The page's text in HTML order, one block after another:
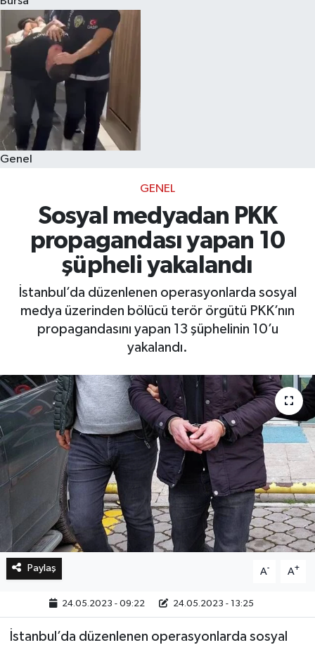
Genel
GENEL
Sosyal medyadan PKK
propagandası yapan 10
şüpheli yakalandı
İstanbul’da düzenlenen operasyonlarda sosyal
medya üzerinden bölücü terör örgütü PKK’nın
propagandasını yapan 13 şüphelinin 10’u
yakalandı.
Paylaş A- A+
24.05.2023 - 09:22 24.05.2023 - 13:25
İstanbul’da düzenlenen operasyonlarda sosyal
Eğitim
Sağlık
Magazin
Kültür & Sanat
Teknoloji
Bilim
Genel